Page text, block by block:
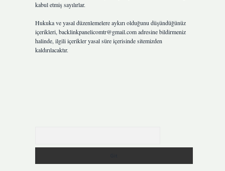
kabul etmiş sayılırlar.
Hukuka ve yasal düzenlemelere aykırı olduğunu düşündüğünüz
içerikleri, backlinkpanelicomtr@gmail.comadresine bildirmeniz
halinde, ilgili içerikler yasal süre içerisinde sitemizden
kaldırılacaktır.